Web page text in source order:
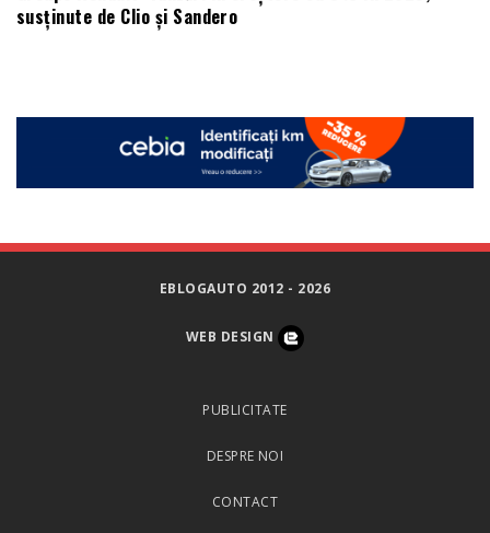
susținute de Clio și Sandero
EBLOGAUTO 2012 - 2026
WEB DESIGN
PUBLICITATE
DESPRE NOI
CONTACT